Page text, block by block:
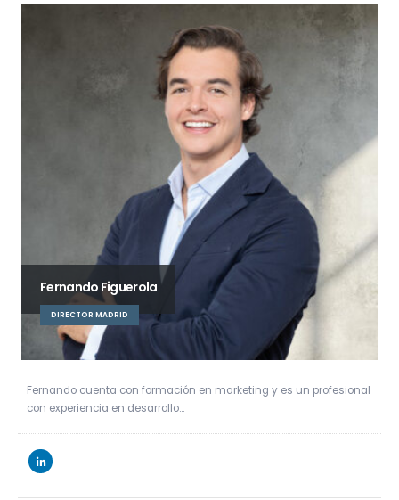
Fernando Figuerola
DIRECTOR MADRID
Fernando cuenta con formación en marketing y es un profesional
con experiencia en desarrollo…